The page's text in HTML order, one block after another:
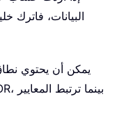
البيانات،